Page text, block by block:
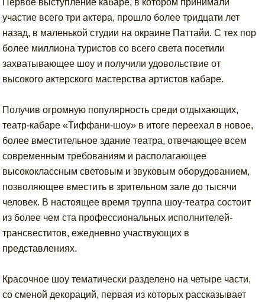
Первое выступление кабаре, в котором принимали
участие всего три актера, прошло более тридцати лет
назад, в маленькой студии на окраине Паттайи. С тех пор
более миллиона туристов со всего света посетили
захватывающее шоу и получили удовольствие от
высокого актерского мастерства артистов кабаре.
Получив огромную популярность среди отдыхающих,
театр-кабаре «Тиффани-шоу» в итоге переехал в новое,
более вместительное здание театра, отвечающее всем
современным требованиям и располагающее
высококлассным световым и звуковым оборудованием,
позволяющее вместить в зрительном зале до тысячи
человек. В настоящее время труппа шоу-театра состоит
из более чем ста профессиональных исполнителей-
трансвеститов, ежедневно участвующих в
представлениях.
Красочное шоу тематически разделено на четыре части,
со сменой декораций, первая из которых рассказывает